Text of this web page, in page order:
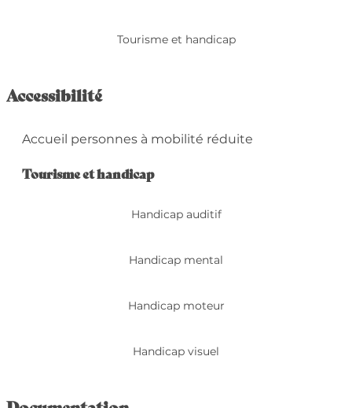
Tourisme et handicap
Accessibilité
Accueil personnes à mobilité réduite
Tourisme et handicap
Tourisme et handicap
Handicap auditif
Handicap mental
Handicap moteur
Handicap visuel